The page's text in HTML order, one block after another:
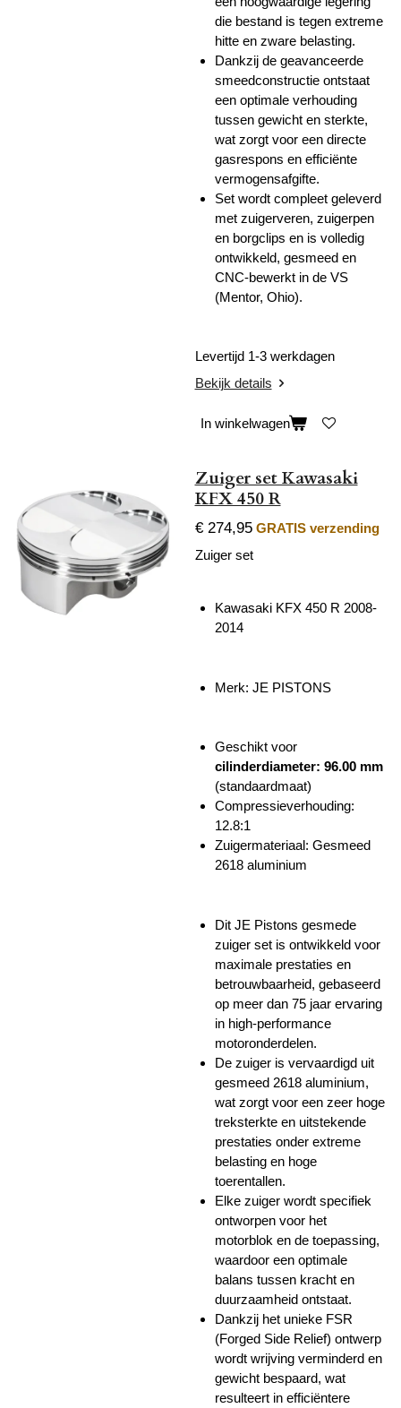
die bestand is tegen extreme
hitte en zware belasting.
Dankzij de geavanceerde
smeedconstructie ontstaat
een optimale verhouding
tussen gewicht en sterkte,
wat zorgt voor een directe
gasrespons en efficiënte
vermogensafgifte.
Set wordt compleet geleverd
met zuigerveren, zuigerpen
en borgclips en is volledig
ontwikkeld, gesmeed en
CNC-bewerkt in de VS
(Mentor, Ohio).
Levertijd 1-3 werkdagen
Bekijk details
In winkelwagen
Zuiger set Kawasaki
KFX 450 R
€ 274,95 GRATIS verzending
Zuiger set
Kawasaki KFX 450 R 2008-
2014
Merk: JE PISTONS
Geschikt voor
cilinderdiameter: 96.00 mm
(standaardmaat)
Compressieverhouding:
12.8:1
Zuigermateriaal: Gesmeed
2618 aluminium
Dit JE Pistons gesmede
zuiger set is ontwikkeld voor
maximale prestaties en
betrouwbaarheid, gebaseerd
op meer dan 75 jaar ervaring
in high-performance
motoronderdelen.
De zuiger is vervaardigd uit
gesmeed 2618 aluminium,
wat zorgt voor een zeer hoge
treksterkte en uitstekende
prestaties onder extreme
belasting en hoge
toerentallen.
Elke zuiger wordt specifiek
ontworpen voor het
motorblok en de toepassing,
waardoor een optimale
balans tussen kracht en
duurzaamheid ontstaat.
Dankzij het unieke FSR
(Forged Side Relief) ontwerp
wordt wrijving verminderd en
gewicht bespaard, wat
resulteert in efficiëntere